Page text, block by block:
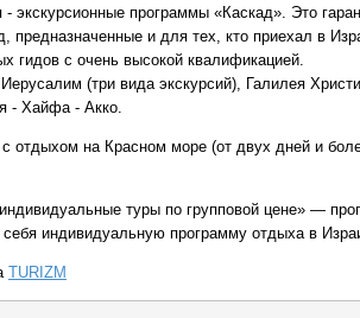
- экскурсионные программы «Каскад». Это
предназначенные и для тех, кто приехал в
гидов с очень высокой квалификацией.
(три вида экскурсий), Галилея
- Хайфа - Акко.
отдыхом на Красном море (от двух дней и
туры по групповой цене» —
индивидуальную программу отдыха в
TURIZM